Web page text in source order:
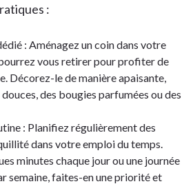
:
: Aménagez un coin dans votre
vous retirer pour profiter de
Décorez-le de manière apaisante,
des bougies parfumées ou des
: Planifiez régulièrement des
dans votre emploi du temps.
minutes chaque jour ou une journée
semaine, faites-en une priorité et